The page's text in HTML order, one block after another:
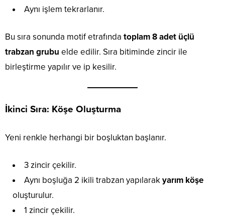
Aynı işlem tekrarlanır.
Bu sıra sonunda motif etrafında toplam 8 adet üçlü
trabzan grubu elde edilir. Sıra bitiminde zincir ile
birleştirme yapılır ve ip kesilir.
İkinci Sıra: Köşe Oluşturma
Yeni renkle herhangi bir boşluktan başlanır.
3 zincir çekilir.
Aynı boşluğa 2 ikili trabzan yapılarakyarım köşe
oluşturulur.
1 zincir çekilir.